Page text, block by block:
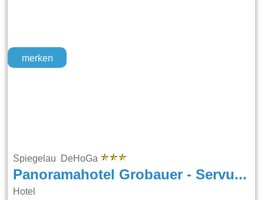
merken
Spiegelau DeHoGa
Panoramahotel Grobauer - Servus bei Freunden
Hotel